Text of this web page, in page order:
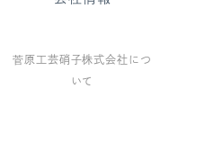
菅原工芸硝子株式会社につ
いて